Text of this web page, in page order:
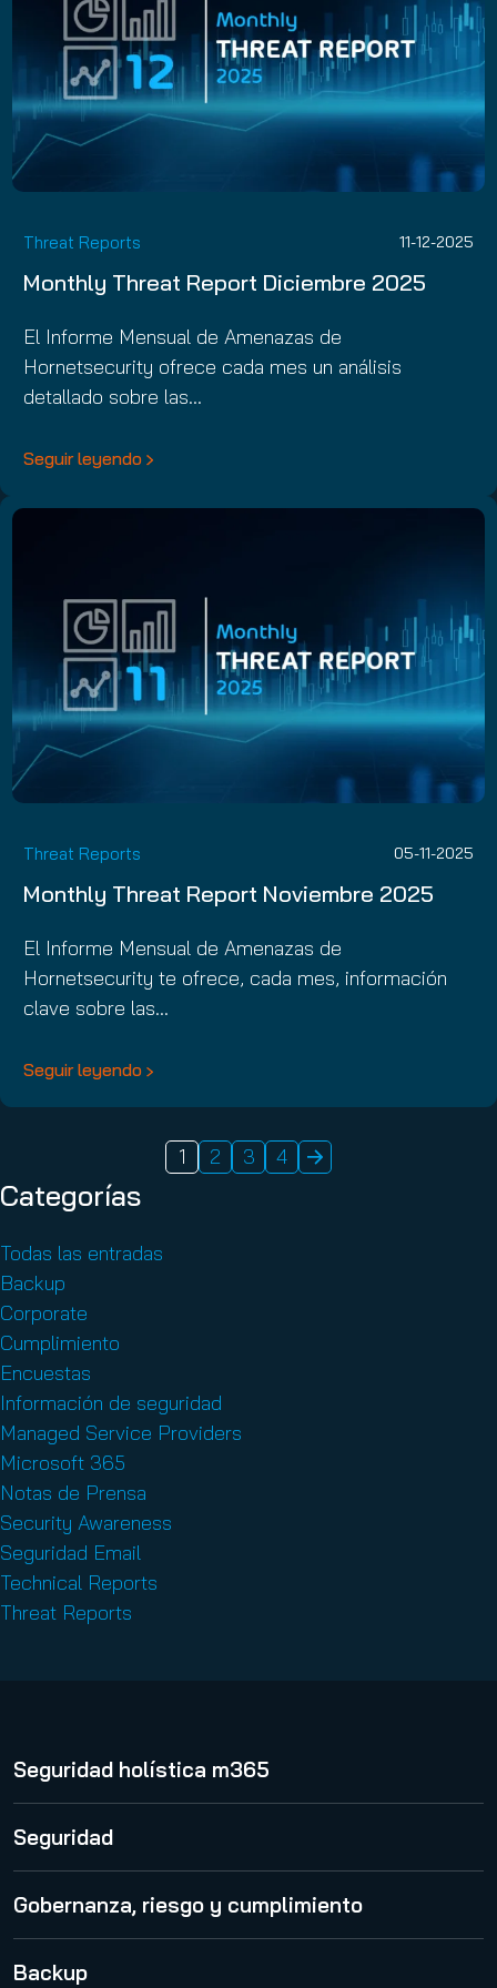
Threat Reports 11-12-2025
Monthly Threat Report Diciembre 2025
El Informe Mensual de Amenazas de
Hornetsecurity ofrece cada mes un análisis
detallado sobre las…
Seguir leyendo
Threat Reports 05-11-2025
Monthly Threat Report Noviembre 2025
El Informe Mensual de Amenazas de
Hornetsecurity te ofrece, cada mes, información
clave sobre las…
Seguir leyendo
1 2 3 4
Categorías
Todas las entradas
Backup
Corporate
Cumplimiento
Encuestas
Información de seguridad
Managed Service Providers
Microsoft 365
Notas de Prensa
Security Awareness
Seguridad Email
Technical Reports
Threat Reports
Seguridad holística m365
365 Total Protection
Seguridad
Spam and Malware Protection
Advanced Threat Protection
Security Awareness Service
Gobernanza, riesgo y cumplimiento
365 Permission Manager
Backup